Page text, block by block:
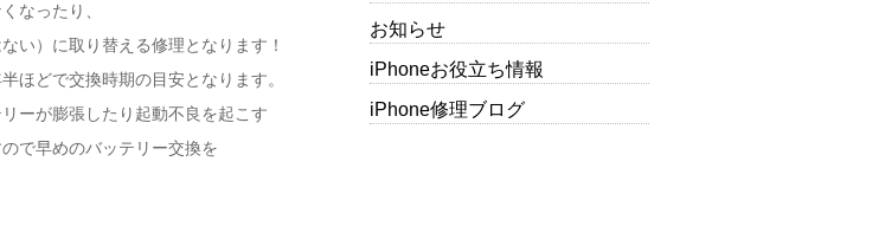
なったり、
い）に取り替える修理となります！
ほどで交換時期の目安となります。
ーが膨張したり起動不良を起こす
で早めのバッテリー交換を
お知らせ
iPhoneお役立ち情報
iPhone修理ブログ